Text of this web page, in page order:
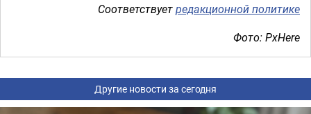
Соответствуетредакционной политике
Фото: PxHere
Другие новости за сегодня